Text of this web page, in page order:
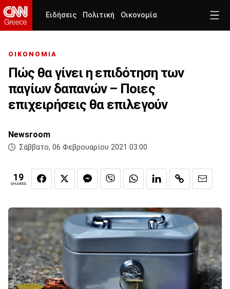
Ειδήσεις Πολιτική Οικονομία
ΟΙΚΟΝΟΜΙΑ
Πώς θα γίνει η επιδότηση των
παγίων δαπανών – Ποιες
επιχειρήσεις θα επιλεγούν
Newsroom
Σάββατο, 06 Φεβρουαρίου 2021 03:00
19
SHARES